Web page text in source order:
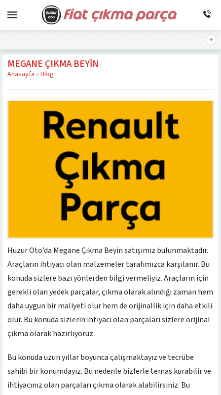
MEGANE ÇIKMA BEYIN
Anasayfa » Blog
Huzur Oto’da Megane Çıkma Beyin satışımız bulunmaktadır.
Araçların ihtiyacı olan malzemeler tarafımızca karşılanır. Bu
konuda sizlere bazı yönlerden bilgi vermeliyiz. Araçların için
gerekli olan yedek parçalar, çıkma olarak alındığı zaman hem
daha uygun bir maliyeti olur hem de orijinallik için daha etkili
olur. Bu konuda sizlerin ihtiyacı olan parçaları sizlere orijinal
çıkma olarak hazırlıyoruz.
Bu konuda uzun yıllar boyunca çalışmaktayız ve tecrübe
sahibi bir konumdayız. Bu nedenle bizlerle temas kurabilir ve
ihtiyacınız olan parçaları çıkma olarak alabilirsiniz. Bu